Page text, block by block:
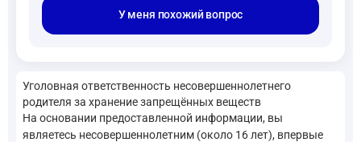
У меня похожий вопрос
Уголовная ответственность несовершеннолетнего
родителя за хранение запрещённых веществ
На основании предоставленной информации, вы
являетесь несовершеннолетним (около 16 лет), впервые